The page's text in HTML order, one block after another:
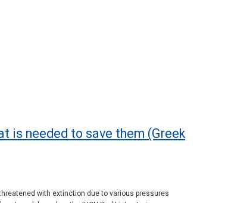
is needed to save them (Greek
with extinction due to various pressures